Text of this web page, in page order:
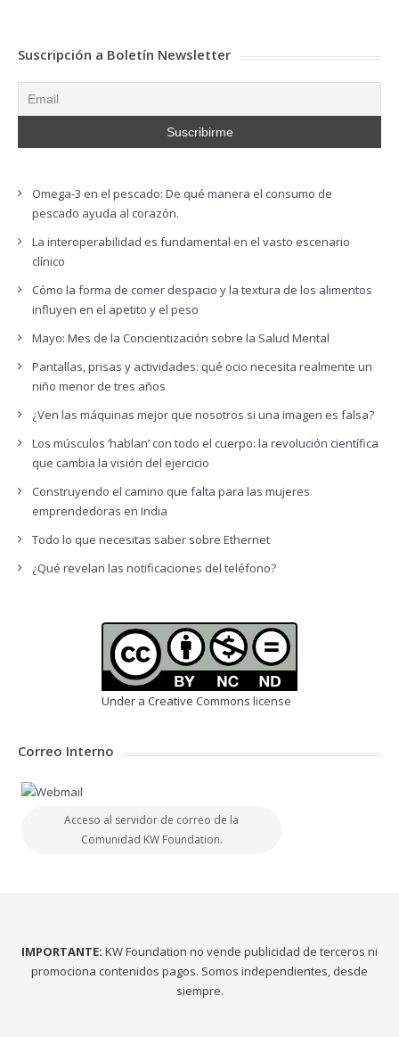
Suscripción a Boletín Newsletter
Omega-3 en el pescado: De qué manera el consumo de
pescado ayuda al corazón.
La interoperabilidad es fundamental en el vasto escenario
clínico
Cómo la forma de comer despacio y la textura de los alimentos
influyen en el apetito y el peso
Mayo: Mes de la Concientización sobre la Salud Mental
Pantallas, prisas y actividades: qué ocio necesita realmente un
niño menor de tres años
¿Ven las máquinas mejor que nosotros si una imagen es falsa?
Los músculos ‘hablan’ con todo el cuerpo: la revolución científica
que cambia la visión del ejercicio
Construyendo el camino que falta para las mujeres
emprendedoras en India
Todo lo que necesitas saber sobre Ethernet
¿Qué revelan las notificaciones del teléfono?
Under a Creative Commons license
Correo Interno
Acceso al servidor de correo de la
Comunidad KW Foundation.
IMPORTANTE: KW Foundation no vende publicidad de terceros ni
promociona contenidos pagos. Somos independientes, desde
siempre.